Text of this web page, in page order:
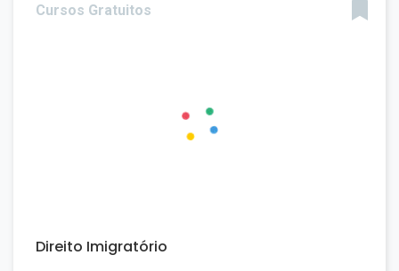
Cursos Gratuitos
Direito Imigratório